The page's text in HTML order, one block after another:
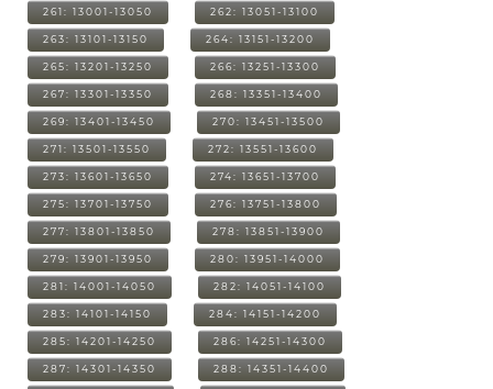
261: 13001-13050 262: 13051-13100
263: 13101-13150 264: 13151-13200
265: 13201-13250 266: 13251-13300
267: 13301-13350 268: 13351-13400
269: 13401-13450 270: 13451-13500
271: 13501-13550 272: 13551-13600
273: 13601-13650 274: 13651-13700
275: 13701-13750 276: 13751-13800
277: 13801-13850 278: 13851-13900
279: 13901-13950 280: 13951-14000
281: 14001-14050 282: 14051-14100
283: 14101-14150 284: 14151-14200
285: 14201-14250 286: 14251-14300
287: 14301-14350 288: 14351-14400